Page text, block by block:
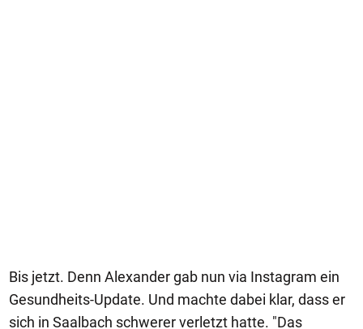
Bis jetzt. Denn Alexander gab nun via Instagram ein
Gesundheits-Update. Und machte dabei klar, dass er
sich in Saalbach schwerer verletzt hatte. "Das